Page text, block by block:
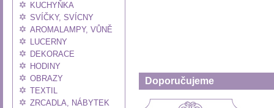
KUCHYŇKA
SVÍČKY, SVÍCNY
AROMALAMPY, VŮNĚ
LUCERNY
DEKORACE
HODINY
OBRAZY
TEXTIL
ZRCADLA, NÁBYTEK
Doporučujeme